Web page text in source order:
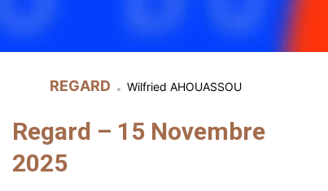
REGARD Wilfried AHOUASSOU
Regard – 15 Novembre
2025